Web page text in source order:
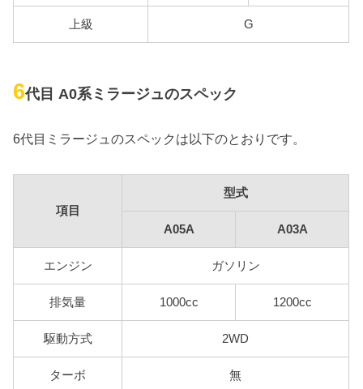
上級 G
6代目 A0系ミラージュのスペック
6代目ミラージュのスペックは以下のとおりです。
項目
型式
A05A A03A
エンジン ガソリン
排気量 1000cc 1200cc
駆動方式 2WD
ターボ 無